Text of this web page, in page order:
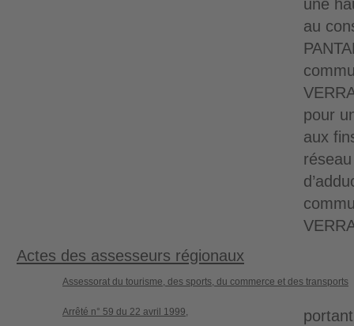
une
au
pour
aux
Actes des assesseurs régionaux
Assessorat du tourisme, des sports, du commerce et des transports
Arrêté n° 59 du 22 avril 1999,